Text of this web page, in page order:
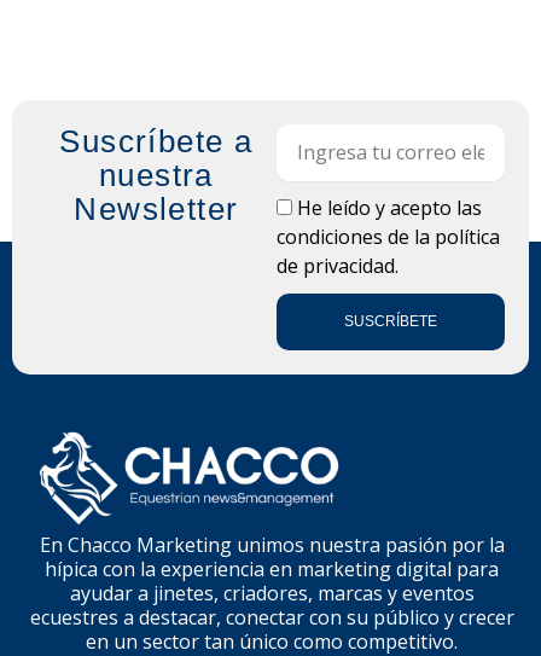
Suscríbete a
nuestra
Newsletter
LOPDHe leído y acepto las
condiciones de la política
de privacidad.
SUSCRÍBETE
En Chacco Marketing unimos nuestra pasión por la
hípica con la experiencia en marketing digital para
ayudar a jinetes, criadores, marcas y eventos
ecuestres a destacar, conectar con su público y crecer
en un sector tan único como competitivo.